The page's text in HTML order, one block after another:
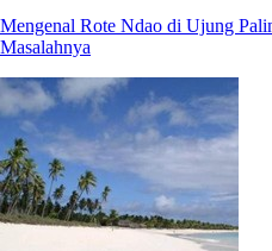
Mengenal Rote Ndao di Ujung
Masalahnya